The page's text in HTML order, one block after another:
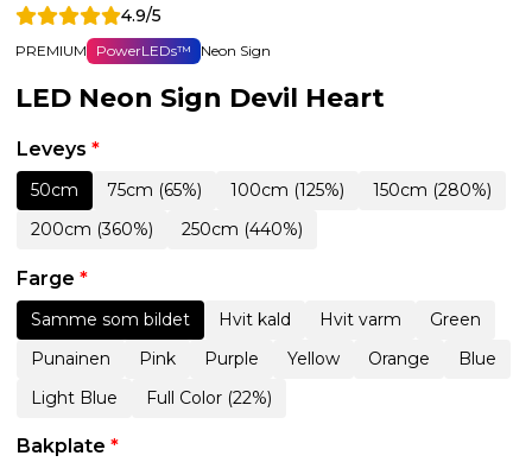
4.9/5
PREMIUM PowerLEDs™ Neon Sign
LED Neon Sign Devil Heart
Leveys *
50cm 75cm (65%) 100cm (125%)
150cm (280%)
200cm (360%)
250cm (440%)
Farge *
Samme som bildet Hvit kald Hvit varm
Green
Punainen
Pink Purple Yellow Orange
Blue
Light Blue
Full Color (22%)
Bakplate *